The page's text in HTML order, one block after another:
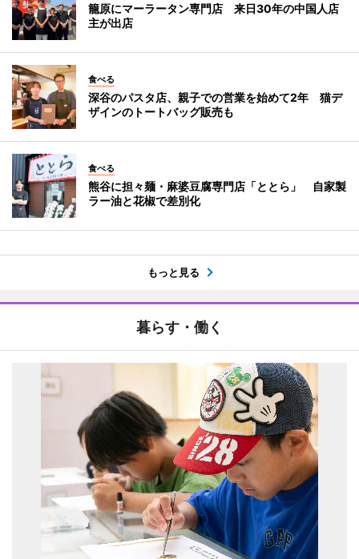
籠原にマーラータン専門店 来日30年の中国人店
主が出店
食べる
深谷のパスタ店、親子での営業を始めて2年 猫デ
ザインのトートバッグ販売も
食べる
熊谷に担々麺・麻婆豆腐専門店「ととら」 自家製
ラー油と花椒で差別化
もっと見る
暮らす・働く